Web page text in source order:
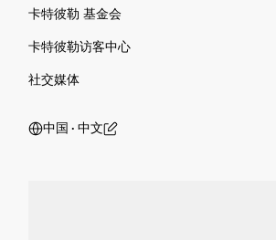
卡特彼勒 基金会
卡特彼勒访客中心
社交媒体
中国 ‧ 中文